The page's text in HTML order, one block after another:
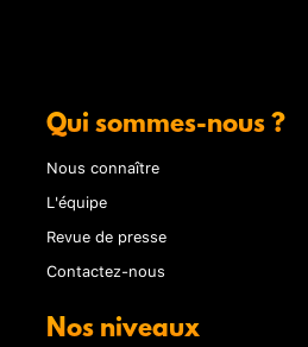
Qui sommes-nous ?
Nous connaître
L'équipe
Revue de presse
Contactez-nous
Nos niveaux